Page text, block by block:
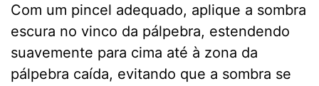
Com um pincel adequado, aplique a sombra
escura no vinco da pálpebra, estendendo
suavemente para cima até à zona da
pálpebra caída, evitando que a sombra se